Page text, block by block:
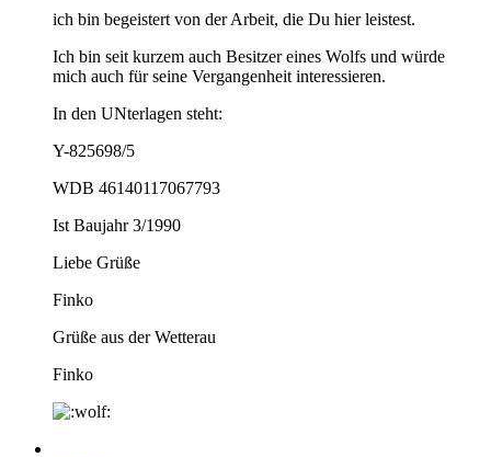
ich bin begeistert von der Arbeit, die Du hier leistest.
Ich bin seit kurzem auch Besitzer eines Wolfs und würde
mich auch für seine Vergangenheit interessieren.
In den UNterlagen steht:
Y-825698/5
WDB 46140117067793
Ist Baujahr 3/1990
Liebe Grüße
Finko
Grüße aus der Wetterau
Finko